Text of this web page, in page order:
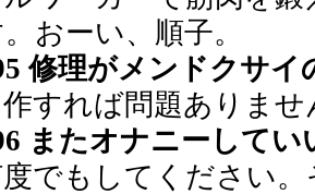
おーい、順子。
修理がメンドクサ
すれば問題ありませ
またオナニーしてい
でもしてください。